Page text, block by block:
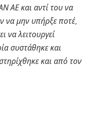
ΑΕ και αντί του να
να μην υπήρξε ποτέ,
να λειτουργεί
συστάθηκε και
και από τον